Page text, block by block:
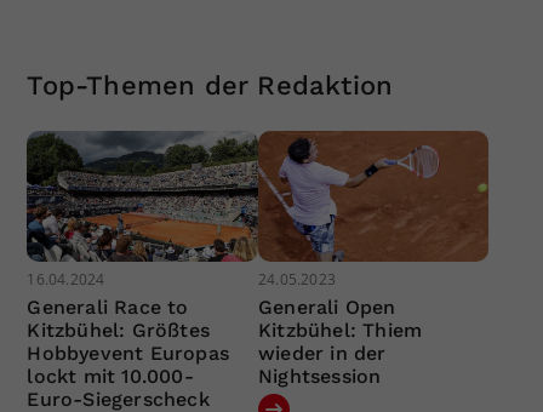
Top-Themen der Redaktion
16.04.2024
Generali Race to
Kitzbühel: Größtes
Hobbyevent Europas
lockt mit 10.000-
Euro-Siegerscheck
24.05.2023
Generali Open
Kitzbühel: Thiem
wieder in der
Nightsession